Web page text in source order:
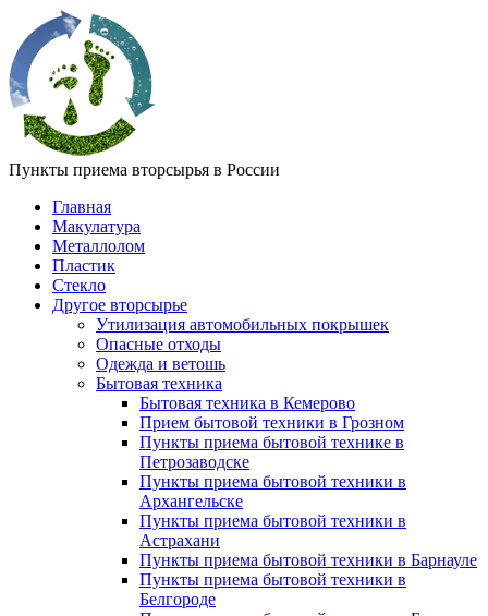
Пункты приема вторсырья в России
Главная
Макулатура
Металлолом
Пластик
Стекло
Другое вторсырье
Утилизация автомобильных покрышек
Опасные отходы
Одежда и ветошь
Бытовая техника
Бытовая техника в Кемерово
Прием бытовой техники в Грозном
Пункты приема бытовой технике в
Петрозаводске
Пункты приема бытовой техники в
Архангельске
Пункты приема бытовой техники в
Астрахани
Пункты приема бытовой техники в Барнауле
Пункты приема бытовой техники в
Белгороде